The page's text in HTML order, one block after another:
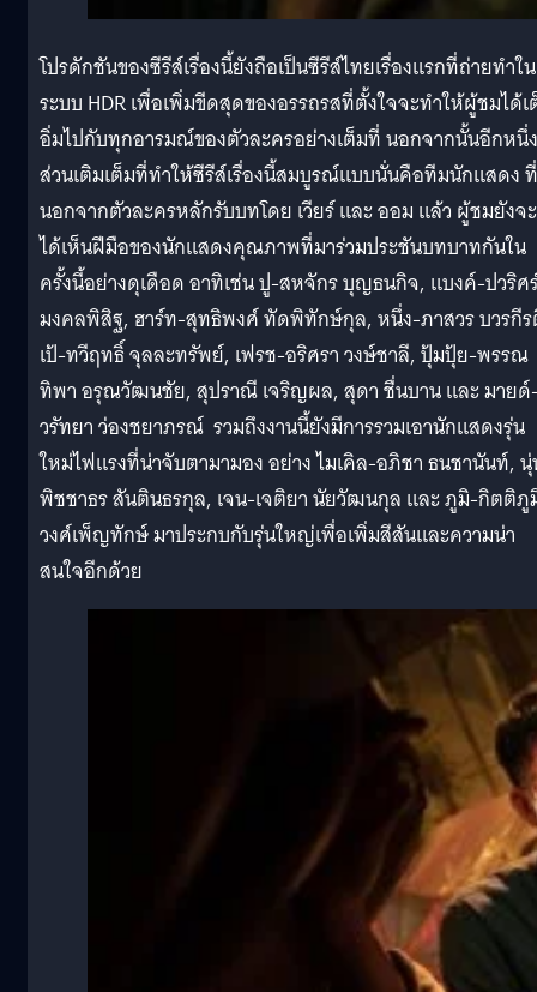
โปรดักชันของซีรีส์เรื่องนี้ยังถือเป็นซีรีส์ไทยเรื่องแรกที่ถ่ายทำใน
ระบบ HDR เพื่อเพิ่มขีดสุดของอรรถรสที่ตั้งใจจะทำให้ผู้ชมได้
อิ่มไปกับทุกอารมณ์ของตัวละครอย่างเต็มที่ นอกจากนั้นอีกหนึ่ง
ส่วนเติมเต็มที่ทำให้ซีรีส์เรื่องนี้สมบูรณ์แบบนั่นคือทีมนักแสดง ที่
นอกจากตัวละครหลักรับบทโดย เวียร์ และ ออม แล้ว ผู้ชมยังจะ
ได้เห็นฝีมือของนักแสดงคุณภาพที่มาร่วมประชันบทบาทกันใน
ครั้งนี้อย่างดุเดือด อาทิเช่น ปู-สหจักร บุญธนกิจ, แบงค์-ปวริศ
มงคลพิสิฐ, ฮาร์ท-สุทธิพงศ์ ทัดพิทักษ์กุล, หนึ่ง-ภาสวร บวรกี
เป้-ทวีฤทธิ์ จุลละทรัพย์, เฟรช-อริศรา วงษ์ชาลี, ปุ้มปุ้ย-พรรณ
ทิพา อรุณวัฒนชัย, สุปราณี เจริญผล, สุดา ชื่นบาน และ มาย
วรัทยา ว่องชยาภรณ์ รวมถึงงานนี้ยังมีการรวมเอานักแสดงรุ่น
ใหม่ไฟแรงที่น่าจับตามามอง อย่าง ไมเคิล-อภิชา ธนชานันท์,
พิชชาธร สันตินธรกุล, เจน-เจติยา นัยวัฒนกุล และ ภูมิ-กิตติภู
วงศ์เพ็ญทักษ์ มาประกบกับรุ่นใหญ่เพื่อเพิ่มสีสันและความน่า
สนใจอีกด้วย